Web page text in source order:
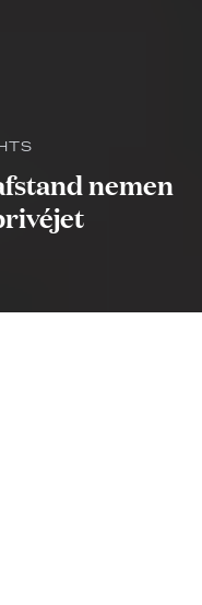
nemen